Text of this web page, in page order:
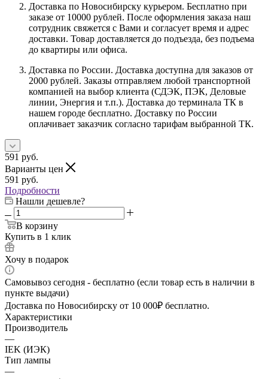
Доставка по Новосибирску курьером. Бесплатно при
заказе от 10000 рублей. После оформления заказа наш
сотрудник свяжется с Вами и согласует время и адрес
доставки. Товар доставляется до подъезда, без подъема
до квартиры или офиса.
Доставка по России. Доставка доступна для заказов от
2000 рублей. Заказы отправляем любой транспортной
компанией на выбор клиента (СДЭК, ПЭК, Деловые
линии, Энергия и т.п.). Доставка до терминала ТК в
нашем городе бесплатно. Доставку по России
оплачивает заказчик согласно тарифам выбранной ТК.
591 руб.
Варианты цен
591 руб.
Подробности
Нашли дешевле?
В корзину
Купить в 1 клик
Хочу в подарок
Самовывоз сегодня - бесплатно (если товар есть в наличии в
пункте выдачи)
Доставка по Новосибирску от 10 000₽ бесплатно.
Характеристики
Производитель
—
IEK (ИЭК)
Тип лампы
—